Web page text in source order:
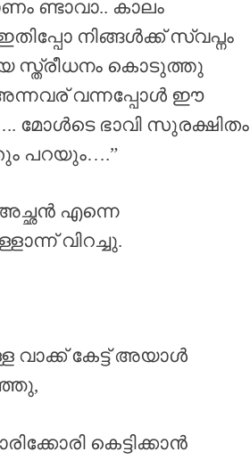
ണ്ടാവാ.. കാലം
നിങ്ങൾക്ക് സ്വപ്നം
സ്ത്രീധനം കൊടുത്തു
അന്നവര് വന്നപ്പോൾ ഈ
ഭാവി സുരക്ഷിതം
പറയും….”
അച്ഛൻ എന്നെ
വിറച്ചു.
വാക്ക് കേട്ട് അയാൾ
കെട്ടിക്കാൻ